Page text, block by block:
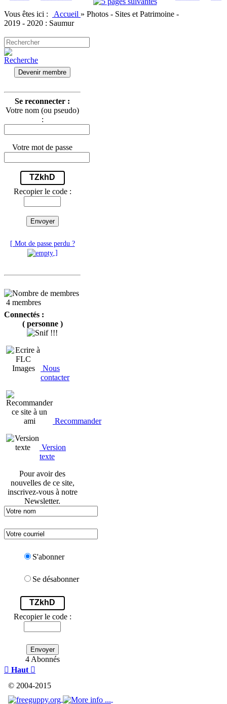
Vous êtes ici : Accueil » Photos - Sites et Patrimoine -
2019 - 2020 : Saumur
Devenir membre
Se reconnecter :
Votre nom (ou pseudo)
:
Votre mot de passe
TZkhD
Recopier le code :
Envoyer
[ Mot de passe perdu ?
]
4 membres
Connectés :
( personne )
Nous
contacter
Recommander
Version
texte
Pour avoir des
nouvelles de ce site,
inscrivez-vous à notre
Newsletter.
S'abonner
Se désabonner
TZkhD
Recopier le code :
Envoyer
4 Abonnés
 Haut 
© 2004-2015